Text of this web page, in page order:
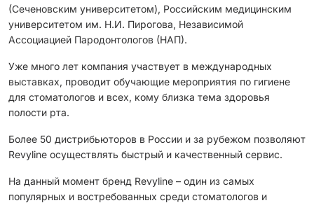
(Сеченовским университетом), Российским медицинским
университетом им. Н.И. Пирогова, Независимой
Ассоциацией Пародонтологов (НАП).
Уже много лет компания участвует в международных
выставках, проводит обучающие мероприятия по гигиене
для стоматологов и всех, кому близка тема здоровья
полости рта.
Более 50 дистрибьюторов в России и за рубежом позволяют
Revyline осуществлять быстрый и качественный сервис.
На данный момент бренд Revyline – один из самых
популярных и востребованных среди стоматологов и